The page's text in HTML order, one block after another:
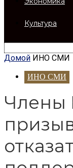
Культура
Домой ИНО СМИ
ИНО СМИ
Члены